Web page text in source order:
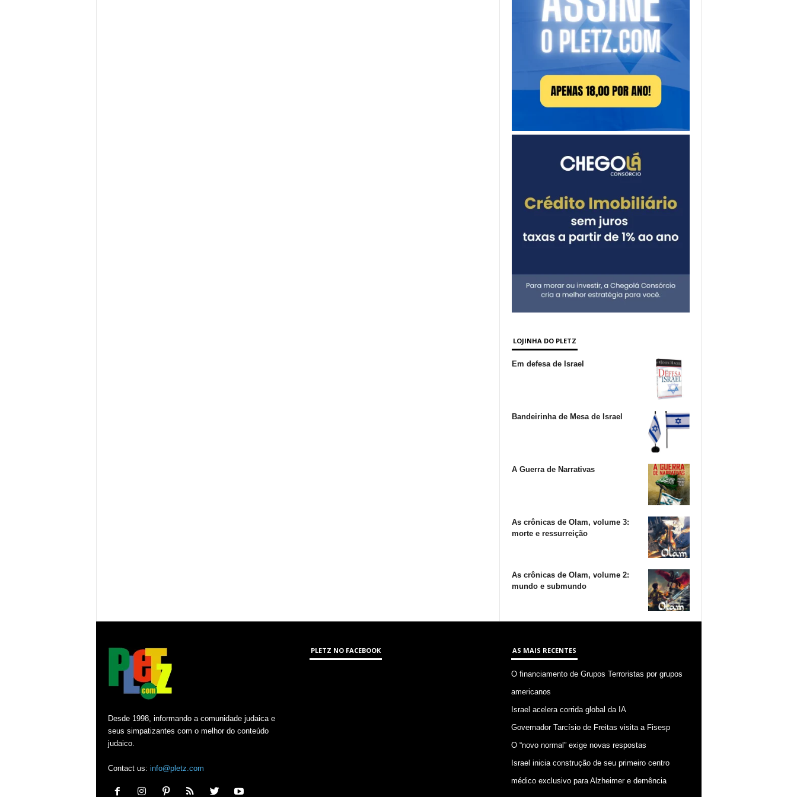
LOJINHA DO PLETZ
Em defesa de Israel
Bandeirinha de Mesa de Israel
A Guerra de Narrativas
As crônicas de Olam, volume 3:
morte e ressurreição
As crônicas de Olam, volume 2:
mundo e submundo
Desde 1998, informando a comunidade judaica e
seus simpatizantes com o melhor do conteúdo
judaico.
Contact us: info@pletz.com
PLETZ NO FACEBOOK AS MAIS RECENTES
O financiamento de Grupos Terroristas por grupos
americanos
Israel acelera corrida global da IA
Governador Tarcísio de Freitas visita a Fisesp
O “novo normal” exige novas respostas
Israel inicia construção de seu primeiro centro
médico exclusivo para Alzheimer e demência